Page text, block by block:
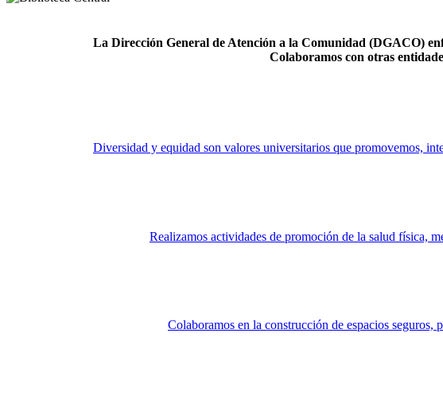
La Dirección General de Atención a la Comunidad (DGACO)
Colaboramos con otras
Diversidad y equidad son valores universitarios que promovemos,
Realizamos actividades de promoción de la salud física,
Colaboramos en la construcción de espacios